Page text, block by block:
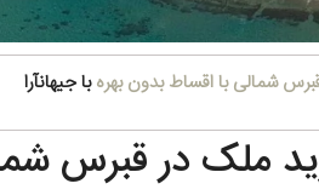
شمالی با اقساط بدون بهرهبا جیهانآرا
ملک در قبرس